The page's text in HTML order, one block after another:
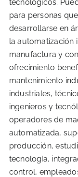
tecnológicos.
para personas
desarrollarse en
la automatización
manufactura y
ofrecimiento
mantenimiento
industriales,
ingenieros y
operadores de
automatizada,
producción,
tecnología,
control,